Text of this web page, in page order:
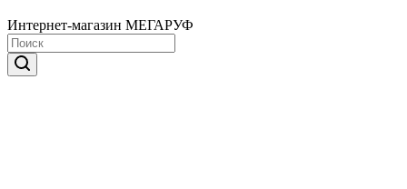
Интернет-магазин МЕГАРУФ